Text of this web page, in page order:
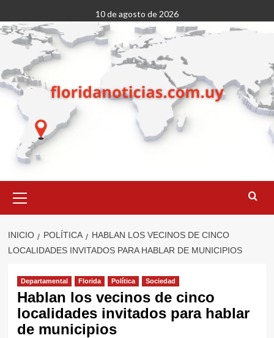
al
contenido
10 de agosto de 2026
primario
INICIO POLÍTICA
HABLAN LOS VECINOS DE CINCO
LOCALIDADES INVITADOS PARA HABLAR DE MUNICIPIOS
Departamental Florida Política Sociedad
Hablan los vecinos de cinco
localidades invitados para hablar
de municipios